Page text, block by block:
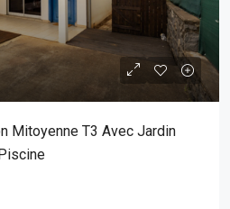
Mitoyenne T3 Avec Jardin